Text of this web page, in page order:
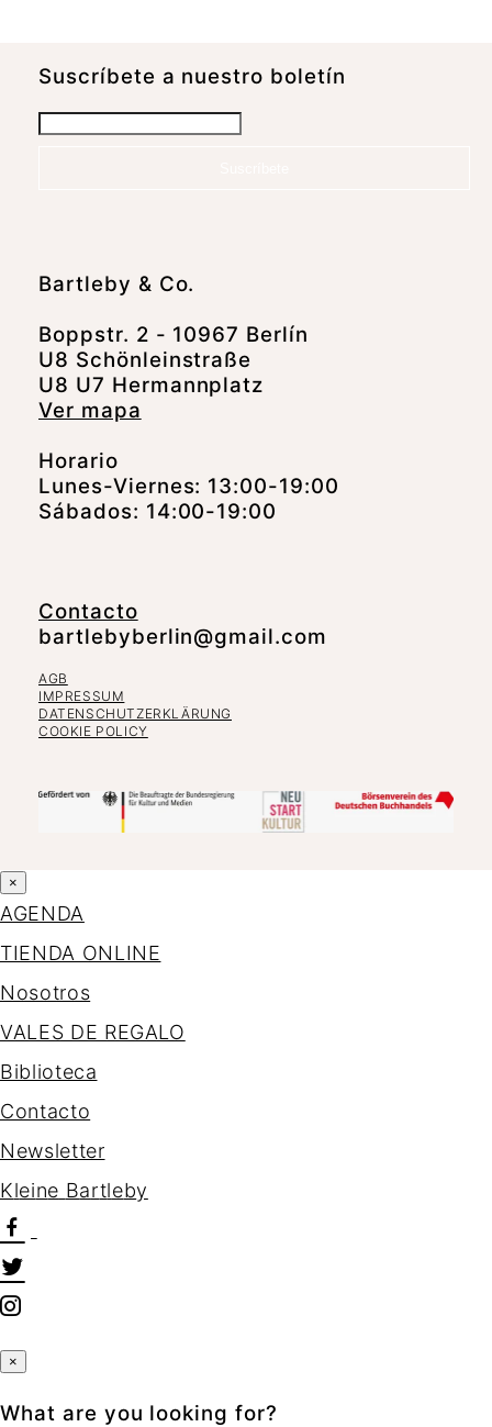
Suscrí­bete a nuestro boletín
Bartleby & Co.
Boppstr. 2 - 10967 Berlín
U8 Schönleinstraße
U8 U7 Hermannplatz
Ver mapa
Horario
Lunes-Viernes: 13:00-19:00
Sábados: 14:00-19:00
Contacto
bartlebyberlin@gmail.com
AGB
IMPRESSUM
DATENSCHUTZERKLÄRUNG
COOKIE POLICY
×
AGENDA
TIENDA ONLINE
Nosotros
VALES DE REGALO
Biblioteca
Contacto
Newsletter
Kleine Bartleby
×
What are you looking for?